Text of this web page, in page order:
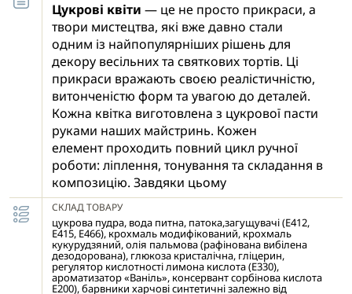
Цукрові квіти — це не просто прикраси, а
твори мистецтва, які вже давно стали
одним із найпопулярніших рішень для
декору весільних та святкових тортів. Ці
прикраси вражають своєю реалістичністю,
витонченістю форм та увагою до деталей.
Кожна квітка виготовлена з цукрової пасти
руками наших майстринь. Кожен
елемент проходить повний цикл ручної
роботи: ліплення, тонування та складання в
композицію. Завдяки цьому
досягається природність,
індивідуальність виробів.
Спосіб використання: цукрову прикрасу
слід акуратно зафіксувати на поверхні
готового кондитерського
виробу, попередньо вкритого кремом,
СКЛАД ТОВАРУ
цукрова пудра, вода питна, патока,загущувачі (Е412,
Е415, Е466), крохмаль модифікований, крохмаль
кукурудзяний, олія пальмова (рафінована вибілена
дезодорована), глюкозa кристалічна, гліцерин,
регулятор кислотності лимона кислота (Е330),
ароматизатор «Ваніль», консервант сорбінова кислота
Е200), барвники харчові синтетичні залежно від